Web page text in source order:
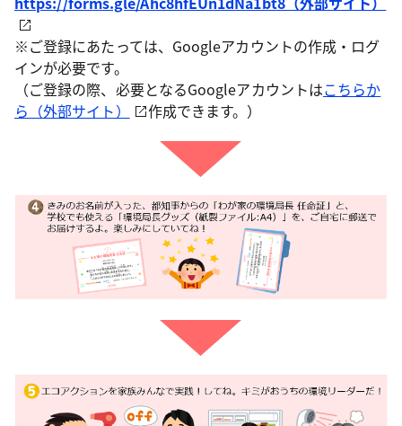
※ご登録にあたっては、Googleアカウントの作成・ログ
インが必要です。
（ご登録の際、必要となるGoogleアカウントはこちらか
ら（外部サイト）
作成できます。）